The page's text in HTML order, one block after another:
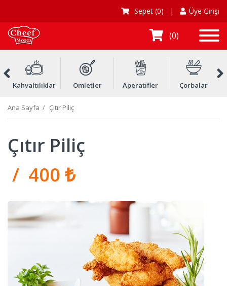
Sepet (0) | Üye Girişi
0
Kahvaltılıklar Omletler Aperatifler Çorbalar
Ana Sayfa Çıtır Piliç
Çıtır Piliç
/ 400 ₺